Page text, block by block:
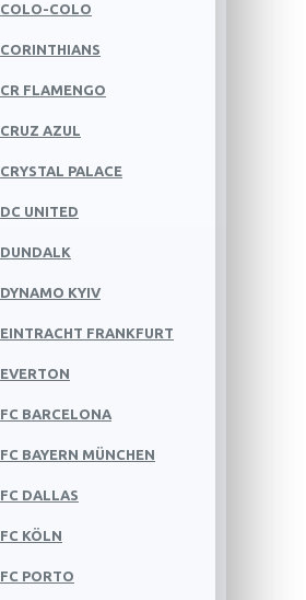
COLO-COLO
CORINTHIANS
CR FLAMENGO
CRUZ AZUL
CRYSTAL PALACE
DC UNITED
DUNDALK
DYNAMO KYIV
EINTRACHT FRANKFURT
EVERTON
FC BARCELONA
FC BAYERN MÜNCHEN
FC DALLAS
FC KÖLN
FC PORTO